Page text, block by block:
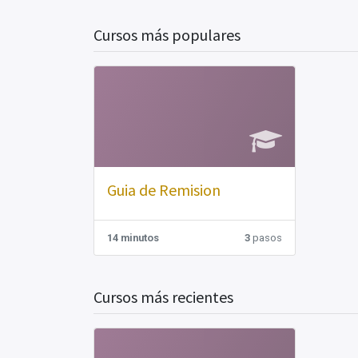
Cursos más populares
Guia de Remision
14 minutos 3 pasos
Cursos más recientes